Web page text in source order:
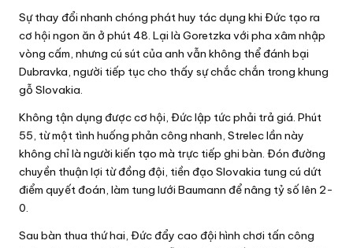
Sự thay đổi nhanh chóng phát huy tác dụng khi Đức tạo ra
cơ hội ngon ăn ở phút 48. Lại là Goretzka với pha xâm nhập
vòng cấm, nhưng cú sút của anh vẫn không thể đánh bại
Dubravka, người tiếp tục cho thấy sự chắc chắn trong khung
gỗ Slovakia.
Không tận dụng được cơ hội, Đức lập tức phải trả giá. Phút
55, từ một tình huống phản công nhanh, Strelec lần này
không chỉ là người kiến tạo mà trực tiếp ghi bàn. Đón đường
chuyền thuận lợi từ đồng đội, tiền đạo Slovakia tung cú dứt
điểm quyết đoán, làm tung lưới Baumann để nâng tỷ số lên 2-
0.
Sau bàn thua thứ hai, Đức đẩy cao đội hình chơi tấn công